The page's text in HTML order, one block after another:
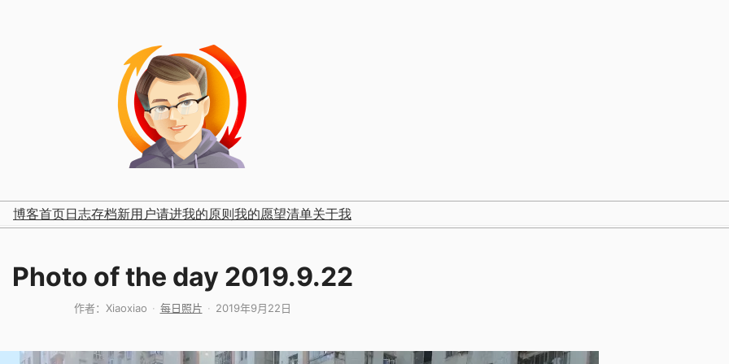
博客首页日志存档新用户请进我的原则 我的愿望清单关于我
Photo of the day 2019.9.22
作者： Xiaoxiao 每日照片 2019年9月22日